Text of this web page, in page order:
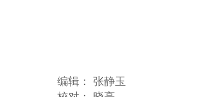
编辑： 张静玉